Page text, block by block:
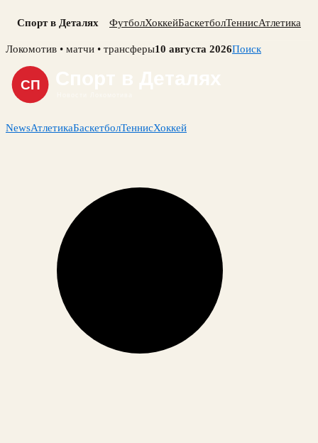
Спорт в Деталях ФутболХоккейБаскетболТеннисАтлетика
Skip
content
Локомотив • матчи • трансферы10 августа 2026Поиск
NewsАтлетикаБаскетболТеннисХоккей